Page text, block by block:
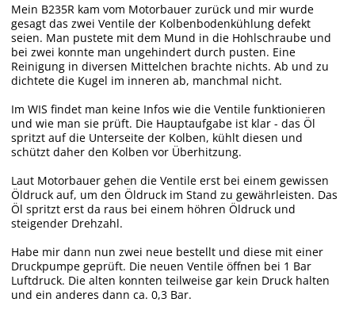
Mein B235R kam vom Motorbauer zurück und mir wurde
gesagt das zwei Ventile der Kolbenbodenkühlung defekt
seien. Man pustete mit dem Mund in die Hohlschraube und
bei zwei konnte man ungehindert durch pusten. Eine
Reinigung in diversen Mittelchen brachte nichts. Ab und zu
dichtete die Kugel im inneren ab, manchmal nicht.
Im WIS findet man keine Infos wie die Ventile funktionieren
und wie man sie prüft. Die Hauptaufgabe ist klar - das Öl
spritzt auf die Unterseite der Kolben, kühlt diesen und
schützt daher den Kolben vor Überhitzung.
Laut Motorbauer gehen die Ventile erst bei einem gewissen
Öldruck auf, um den Öldruck im Stand zu gewährleisten. Das
Öl spritzt erst da raus bei einem höhren Öldruck und
steigender Drehzahl.
Habe mir dann nun zwei neue bestellt und diese mit einer
Druckpumpe geprüft. Die neuen Ventile öffnen bei 1 Bar
Luftdruck. Die alten konnten teilweise gar kein Druck halten
und ein anderes dann ca. 0,3 Bar.